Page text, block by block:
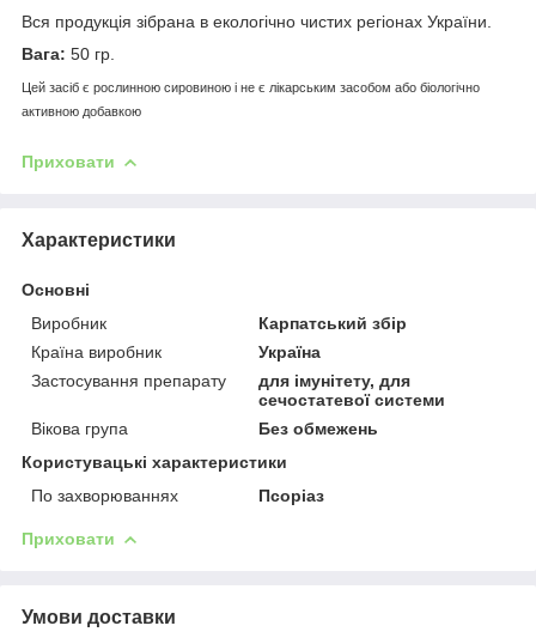
Вся продукція зібрана в екологічно чистих регіонах України.
Вага: 50 гр.
Цей засіб є рослинною сировиною і не є лікарським засобом або біологічно
активною добавкою
Приховати
Характеристики
Основні
Виробник
Карпатський збір
Країна виробник
Україна
Застосування препарату
для імунітету, для
сечостатевої системи
Вікова група
Без обмежень
Користувацькi характеристики
По захворюваннях
Псоріаз
Приховати
Умови доставки